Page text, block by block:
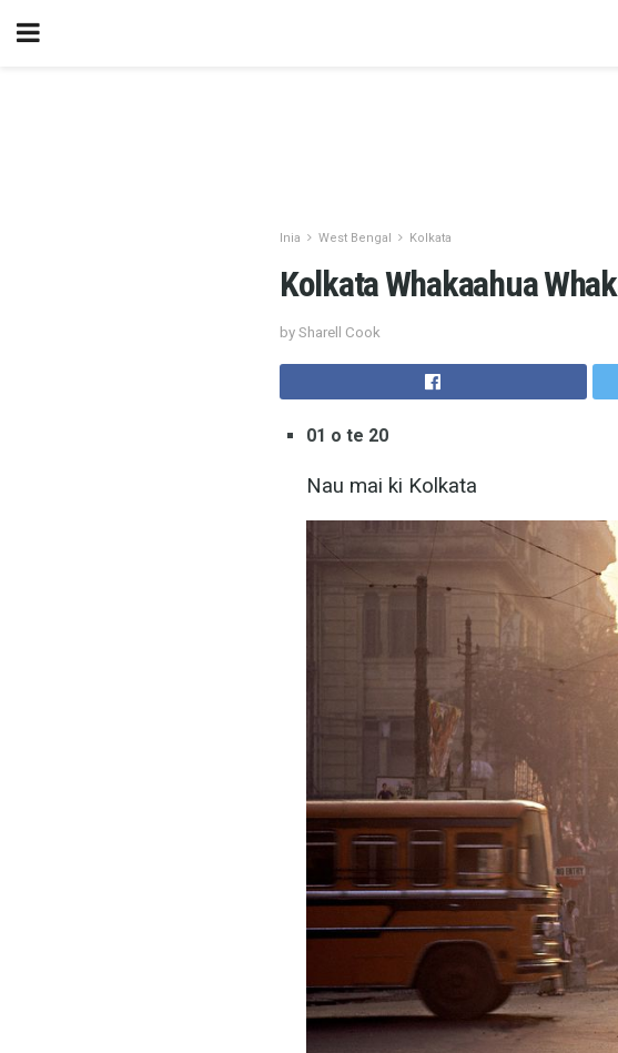
Inia West Bengal Kolkata
Kolkata Whakaahua
by Sharell Cook
01 o te 20
Nau mai ki Kolkata